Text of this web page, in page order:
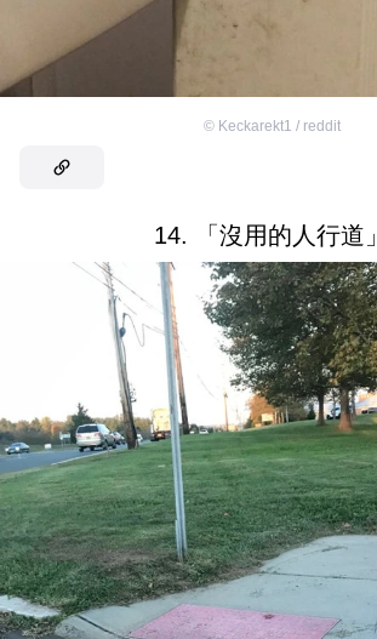
© Keckarekt1 / reddit
14. 「沒用的人行道」